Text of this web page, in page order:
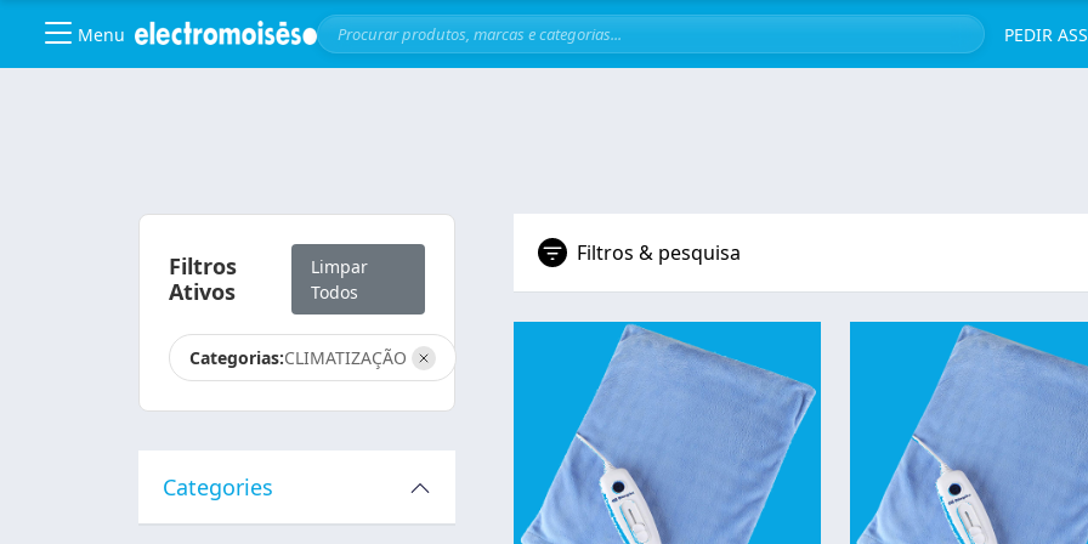
Menu PEDIR
Filtros & pesquisa
Filtros
Ativos
Limpar
Todos
Categorias:CLIMATIZAÇÃO
Categories